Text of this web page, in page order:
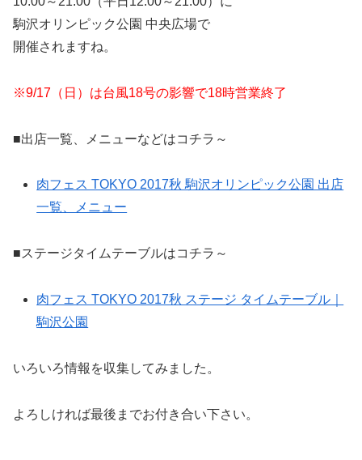
駒沢オリンピック公園 中央広場で
開催されますね。
※9/17（日）は台風18号の影響で18時営業終了
■出店一覧、メニューなどはコチラ～
肉フェス TOKYO 2017秋 駒沢オリンピック公園 出店
一覧、メニュー
■ステージタイムテーブルはコチラ～
肉フェス TOKYO 2017秋 ステージ タイムテーブル｜
駒沢公園
いろいろ情報を収集してみました。
よろしければ最後までお付き合い下さい。